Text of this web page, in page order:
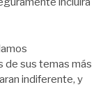
de sus temas más
indiferente, y